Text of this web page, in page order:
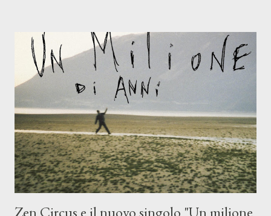
Dicevamo. Ed è da qui che il nostro inizia questo concept
musicale, con " Che ora è" , raccontando la separazione dalla
moglie, del senso di sconfitta e del caldo afoso che opprime,
giusta condizione di sopraffazione: "Non so che ora è, che giorno
è, di questa estate che...". E' raro fare uscire come singolo una
cover, ma...
Zen Circus e il nuovo singolo "Un milione